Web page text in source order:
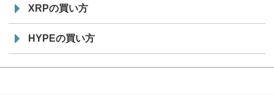
XRPの買い方
HYPEの買い方